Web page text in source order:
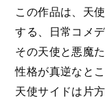
この作品は、天
する、日常コメ
その天使と悪魔
性格が真逆なとこ
天使サイドは片